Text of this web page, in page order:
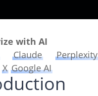
with AI
Claude Perplexity
X Google AI